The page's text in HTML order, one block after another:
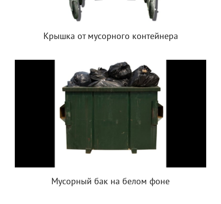
Крышка от мусорного контейнера
Мусорный бак на белом фоне